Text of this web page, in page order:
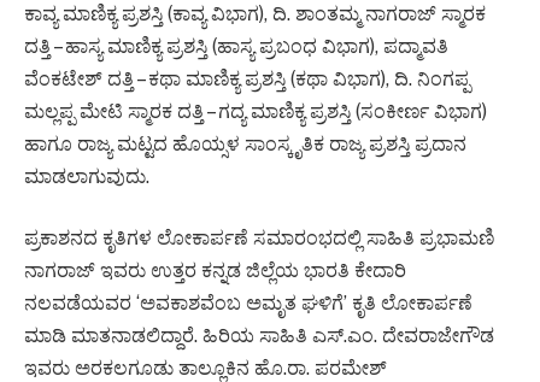
ಕಾವ್ಯ ಮಾಣಿಕ್ಯ ಪ್ರಶಸ್ತಿ (ಕಾವ್ಯ ವಿಭಾಗ), ದಿ. ಶಾಂತಮ್ಮ ನಾಗರಾಜ್ ಸ್ಮಾರಕ
ದತ್ತಿ – ಹಾಸ್ಯ ಮಾಣಿಕ್ಯ ಪ್ರಶಸ್ತಿ (ಹಾಸ್ಯ ಪ್ರಬಂಧ ವಿಭಾಗ), ಪದ್ಮಾವತಿ
ವೆಂಕಟೇಶ್ ದತ್ತಿ – ಕಥಾ ಮಾಣಿಕ್ಯ ಪ್ರಶಸ್ತಿ (ಕಥಾ ವಿಭಾಗ), ದಿ. ನಿಂಗಪ್ಪ
ಮಲ್ಲಪ್ಪ ಮೇಟಿ ಸ್ಮಾರಕ ದತ್ತಿ – ಗದ್ಯ ಮಾಣಿಕ್ಯ ಪ್ರಶಸ್ತಿ (ಸಂಕೀರ್ಣ ವಿಭಾಗ)
ಹಾಗೂ ರಾಜ್ಯ ಮಟ್ಟದ ಹೊಯ್ಸಳ ಸಾಂಸ್ಕೃತಿಕ ರಾಜ್ಯ ಪ್ರಶಸ್ತಿ ಪ್ರದಾನ
ಮಾಡಲಾಗುವುದು.
ಪ್ರಕಾಶನದ ಕೃತಿಗಳ ಲೋಕಾರ್ಪಣೆ ಸಮಾರಂಭದಲ್ಲಿ ಸಾಹಿತಿ ಪ್ರಭಾಮಣಿ
ನಾಗರಾಜ್ ಇವರು ಉತ್ತರ ಕನ್ನಡ ಜಿಲ್ಲೆಯ ಭಾರತಿ ಕೇದಾರಿ
ನಲವಡೆಯವರ ‘ಅವಕಾಶವೆಂಬ ಅಮೃತ ಘಳಿಗೆ’ ಕೃತಿ ಲೋಕಾರ್ಪಣೆ
ಮಾಡಿ ಮಾತನಾಡಲಿದ್ದಾರೆ. ಹಿರಿಯ ಸಾಹಿತಿ ಎಸ್.ಎಂ. ದೇವರಾಜೇಗೌಡ
ಇವರು ಅರಕಲಗೂಡು ತಾಲ್ಲೂಕಿನ ಹೊ.ರಾ. ಪರಮೇಶ್